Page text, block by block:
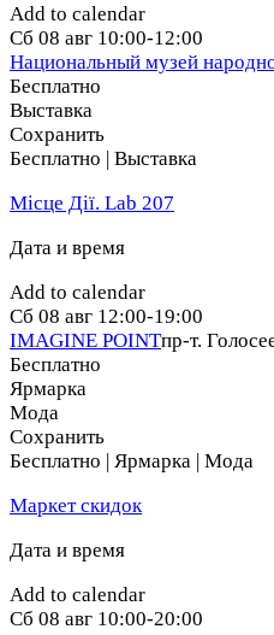
Add to calendar
Сб 08 авг 10:00-12:00
Национальный музей
Бесплатно
Выставка
Сохранить
Бесплатно | Выставка
Місце Дії. Lab 207
Дата и время
Add to calendar
Сб 08 авг 12:00-19:00
IMAGINE POINTпр-т.
Бесплатно
Ярмарка
Мода
Сохранить
Бесплатно | Ярмарка | Мода
Маркет скидок
Дата и время
Add to calendar
Сб 08 авг 10:00-20:00